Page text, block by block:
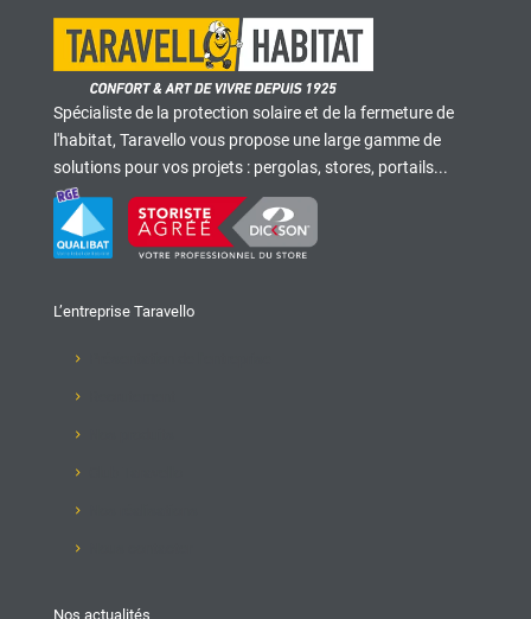
Spécialiste de la protection solaire et de la fermeture de
l'habitat, Taravello vous propose une large gamme de
solutions pour vos projets : pergolas, stores, portails...
L’entreprise Taravello
Nos actualités